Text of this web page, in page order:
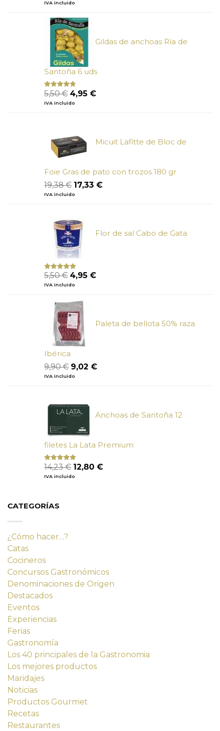
5
era:
6,73 €.
IVA incluido
Gildas de anchoas Ría de
Santoña 6 uds
Valorado
con
de 5
5,50€ El
precio
4,95 €El
IVA incluido
Micuit Lafitte de Bloc de
Foie Gras de pato con trozos 180 gr
19,38€ El
precio
19,38 €.
17,33 €El
IVA incluido
Flor de sal Cabo de Gata
Valorado
con
de
5
5,50€ El
precio
era:
5,50 €.
4,95 €El
IVA incluido
Paleta de bellota 50% raza
Ibérica
9,90€ El
precio
9,90 €.
9,02 €El
IVA incluido
Anchoas de Santoña 12
filetes La Lata Premium
Valorado
con
de 5
14,23€ El
precio
12,80 €El
IVA incluido
CATEGORÍAS
¿Cómo hacer…?
Catas
Cocineros
Concursos Gastronómicos
Denominaciones de Origen
Destacados
Eventos
Experiencias
Ferias
Gastronomía
Los 40 principales de la Gastronomia
Los mejores productos
Maridajes
Noticias
Productos Gourmet
Recetas
Restaurantes